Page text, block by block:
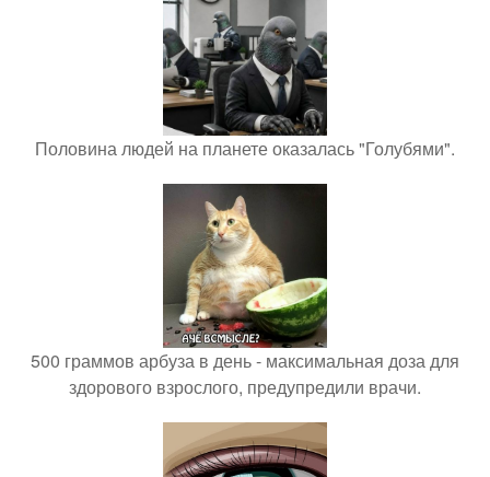
Половина людей на планете оказалась "Голубями".
500 граммов арбуза в день - максимальная доза для
здорового взрослого, предупредили врачи.